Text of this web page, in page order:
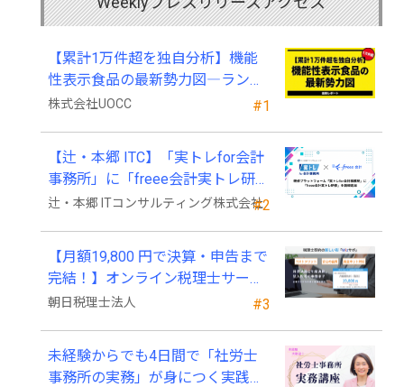
#1
【累計1万件超を独自分析】機能
性表示食品の最新勢力図―ランキ
ングと2025年4月以降の変化
株式会社UOCC
#2
【辻・本郷 ITC】「実トレfor会計
事務所」に「freee会計実トレ研
修」を新規追加
辻・本郷 ITコンサルティング株式会社
#3
【月額19,800 円で決算・申告まで
完結！】オンライン税理士サービ
ス「Wiz サポ」
朝日税理士法人
未経験からでも4日間で「社労士
事務所の実務」が身につく実践講